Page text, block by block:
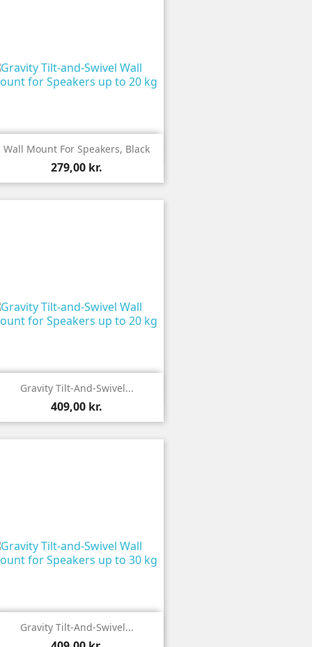
 Vis
Wall Mount For Speakers, Black
279,00 kr.
 Vis
Gravity Tilt-And-Swivel...
409,00 kr.
 Vis
Gravity Tilt-And-Swivel...